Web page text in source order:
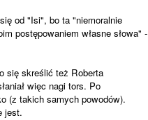
od "Isi", bo ta "niemoralnie
postępowaniem własne słowa" -
się skreślić też Roberta
więc nagi tors. Po
(z takich samych powodów).
jest.